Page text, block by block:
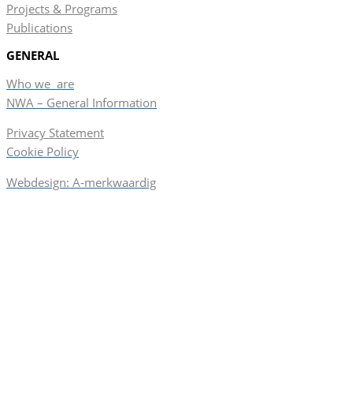
Projects & Programs
Publications
GENERAL
Who we are
NWA – General Information
Privacy Statement
Cookie Policy
Webdesign: A-merkwaardig